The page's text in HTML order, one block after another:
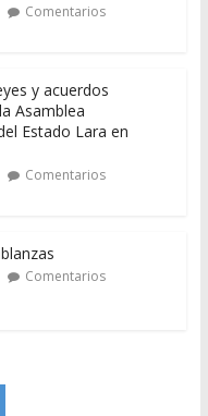
Comentarios
y acuerdos
Asamblea
Estado Lara en
Comentarios
Comentarios